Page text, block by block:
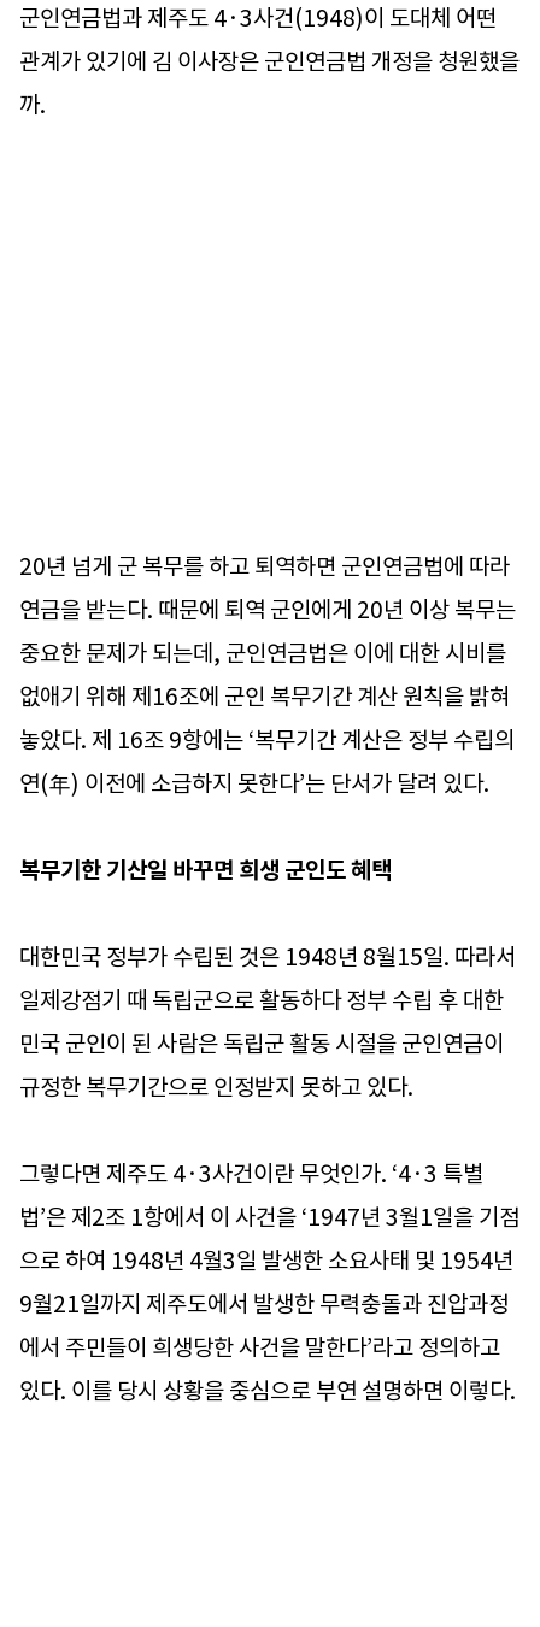
군인연금법과 제주도 4·3사건(1948)이 도대체 어떤
관계가 있기에 김 이사장은 군인연금법 개정을 청원했을
까.
20년 넘게 군 복무를 하고 퇴역하면 군인연금법에 따라
연금을 받는다. 때문에 퇴역 군인에게 20년 이상 복무는
중요한 문제가 되는데, 군인연금법은 이에 대한 시비를
없애기 위해 제16조에 군인 복무기간 계산 원칙을 밝혀
놓았다. 제 16조 9항에는 ‘복무기간 계산은 정부 수립의
연(年) 이전에 소급하지 못한다’는 단서가 달려 있다.
복무기한 기산일 바꾸면 희생 군인도 혜택
대한민국 정부가 수립된 것은 1948년 8월15일. 따라서
일제강점기 때 독립군으로 활동하다 정부 수립 후 대한
민국 군인이 된 사람은 독립군 활동 시절을 군인연금이
규정한 복무기간으로 인정받지 못하고 있다.
그렇다면 제주도 4·3사건이란 무엇인가. ‘4·3 특별
법’은 제2조 1항에서 이 사건을 ‘1947년 3월1일을 기점
으로 하여 1948년 4월3일 발생한 소요사태 및 1954년
9월21일까지 제주도에서 발생한 무력충돌과 진압과정
에서 주민들이 희생당한 사건을 말한다’라고 정의하고
있다. 이를 당시 상황을 중심으로 부연 설명하면 이렇다.